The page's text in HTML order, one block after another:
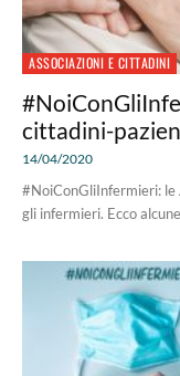
ASSOCIAZIONI E CITTADINI
cittadini-
14/04/2020
#NoiConGliInfermieri: le
gli infermieri. Ecco